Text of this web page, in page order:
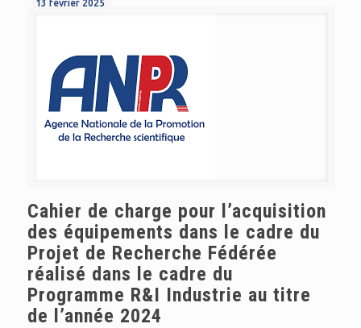
13 février 2025
Cahier de charge pour l’acquisition
des équipements dans le cadre du
Projet de Recherche Fédérée
réalisé dans le cadre du
Programme R&I Industrie au titre
de l’année 2024